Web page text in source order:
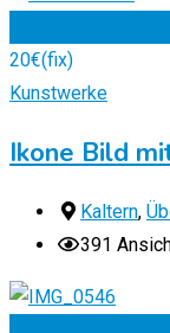
20€(fix)
Kunstwerke
Ikone Bild
Kaltern,
391